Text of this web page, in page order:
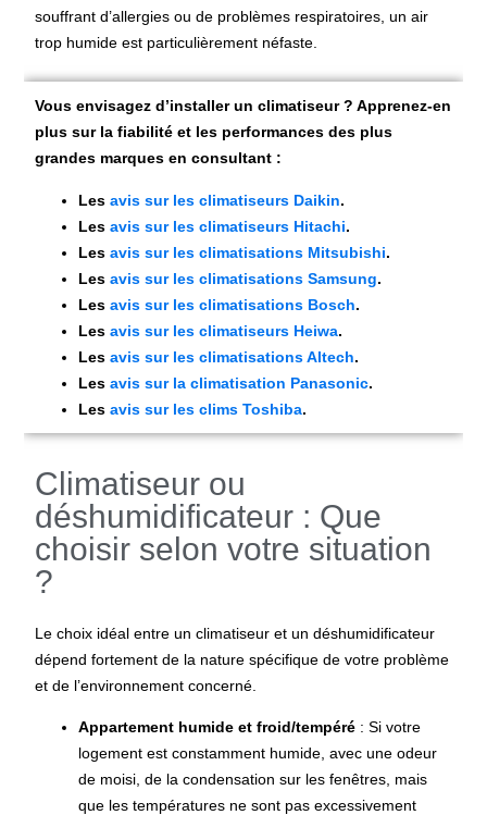
souffrant d’allergies ou de problèmes respiratoires, un air
trop humide est particulièrement néfaste.
Vous envisagez d’installer un climatiseur ? Apprenez-en
plus sur la fiabilité et les performances des plus
grandes marques en consultant :
Lesavis sur les climatiseurs Daikin.
Lesavis sur les climatiseurs Hitachi.
Lesavis sur les climatisations Mitsubishi.
Lesavis sur les climatisations Samsung.
Lesavis sur les climatisations Bosch.
Lesavis sur les climatiseurs Heiwa.
Lesavis sur les climatisations Altech.
Lesavis sur la climatisation Panasonic.
Lesavis sur les clims Toshiba.
Climatiseur ou
déshumidificateur : Que
choisir selon votre situation
?
Le choix idéal entre un climatiseur et un déshumidificateur
dépend fortement de la nature spécifique de votre problème
et de l’environnement concerné.
Appartement humide et froid/tempéré : Si votre
logement est constamment humide, avec une odeur
de moisi, de la condensation sur les fenêtres, mais
que les températures ne sont pas excessivement